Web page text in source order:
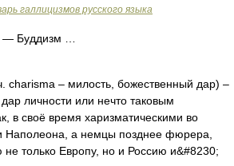
галлицизмов русского языка
— Буддизм …
charisma – милость, божественный дар) –
личности или нечто таковым
в своё время харизматическими во
Наполеона, а немцы позднее фюрера,
не только Европу, но и Россию и&#8230;